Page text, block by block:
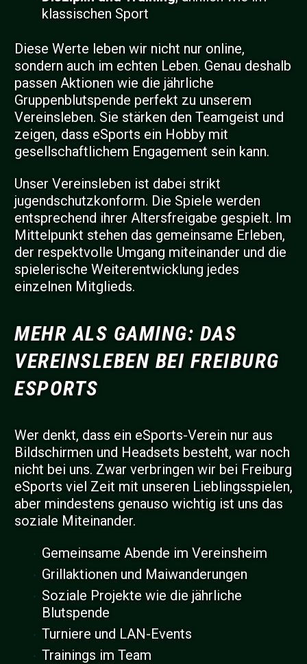
klassischen Sport
Diese Werte leben wir nicht nur online,
sondern auch im echten Leben. Genau deshalb
passen Aktionen wie die jährliche
Gruppenblutspende perfekt zu unserem
Vereinsleben. Sie stärken den Teamgeist und
zeigen, dass eSports ein Hobby mit
gesellschaftlichem Engagement sein kann.
Unser Vereinsleben ist dabei strikt
jugendschutzkonform. Die Spiele werden
entsprechend ihrer Altersfreigabe gespielt. Im
Mittelpunkt stehen das gemeinsame Erleben,
der respektvolle Umgang miteinander und die
spielerische Weiterentwicklung jedes
einzelnen Mitglieds.
MEHR ALS GAMING: DAS
VEREINSLEBEN BEI FREIBURG
ESPORTS
Wer denkt, dass ein eSports-Verein nur aus
Bildschirmen und Headsets besteht, war noch
nicht bei uns. Zwar verbringen wir bei Freiburg
eSports viel Zeit mit unseren Lieblingsspielen,
aber mindestens genauso wichtig ist uns das
soziale Miteinander.
Gemeinsame Abende im Vereinsheim
Grillaktionen und Maiwanderungen
Soziale Projekte wie die jährliche
Blutspende
Turniere und LAN-Events
Trainings im Team